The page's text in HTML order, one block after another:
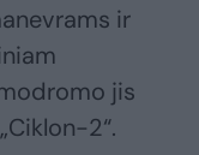
ir
jis
2“.